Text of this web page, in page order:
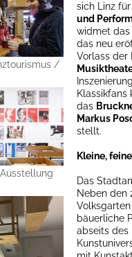
/
sich Linz
und
widmet das
das neu
Vorlass der
das
Markus
stellt.
Kleine,
Das
Neben den
bäuerliche
abseits des